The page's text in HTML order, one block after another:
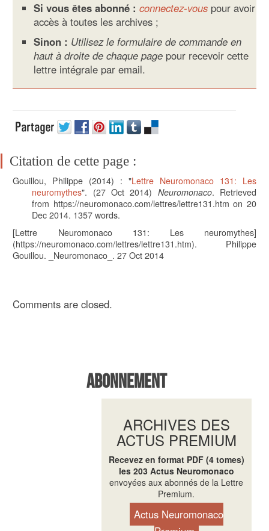
Si vous êtes abonné : connectez-vous pour avoir
accès à toutes les archives ;
Sinon : Utilisez le formulaire de commande en
haut à droite de chaque page pour recevoir cette
lettre intégrale par email.
Citation de cette page :
Gouillou, Philippe (2014) : "Lettre Neuromonaco 131: Les
neuromythes". (27 Oct 2014) Neuromonaco. Retrieved
from https://neuromonaco.com/lettres/lettre131.htm on 20
Dec 2014. 1357 words.
[Lettre Neuromonaco 131: Les neuromythes]
(https://neuromonaco.com/lettres/lettre131.htm). Philippe
Gouillou. _Neuromonaco_. 27 Oct 2014
Comments are closed.
Abonnement
ARCHIVES DES
ACTUS PREMIUM
Recevez en format PDF (4 tomes)
les 203 Actus Neuromonaco
envoyées aux abonnés de la Lettre
Premium.
Actus Neuromonaco